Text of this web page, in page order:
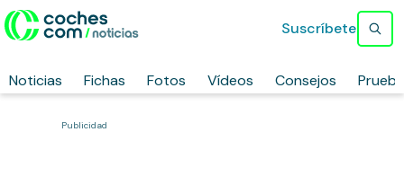
Noticias Fichas Fotos Vídeos Consejos
Suscríbete
Publicidad